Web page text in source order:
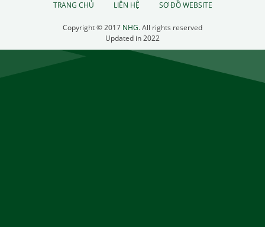
TRANG CHỦ LIÊN HỆ SƠ ĐỒ WEBSITE
Copyright © 2017 NHG. All rights reserved
Updated in 2022